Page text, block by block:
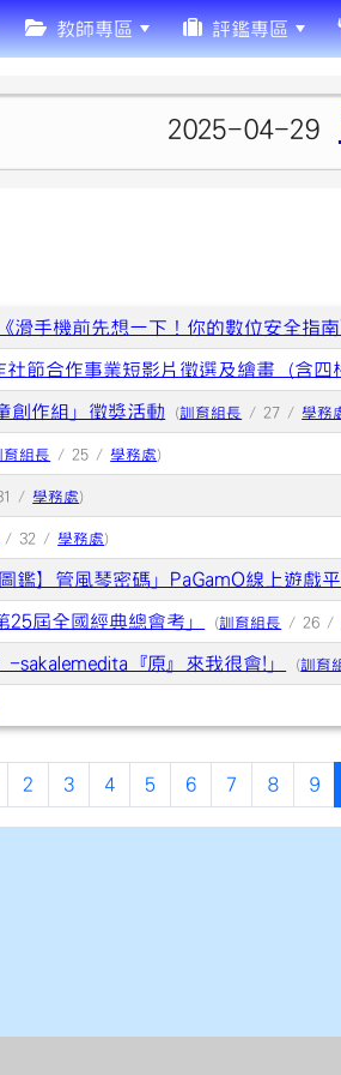
教師專區 評鑑專區
2025-04-29
滑手機前先想一下！你的數位安全指
節合作事業短影片徵選及繪畫（含四
創作組」徵獎活動 (訓育組長 / 27 / 學務
育組長 / 25 / 學務處)
/ 學務處)
/ 32 / 學務處)
】管風琴密碼」PaGamO線上遊戲
屆全國經典總會考」 (訓育組長 / 26 /
『原』來我很會!」 (訓育
2 3 4 5 6 7 8 9